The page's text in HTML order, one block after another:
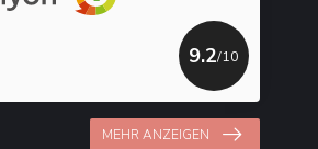
9.2/10
MEHR ANZEIGEN